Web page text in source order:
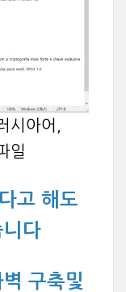
아어,
일
고 해도
다
구축및